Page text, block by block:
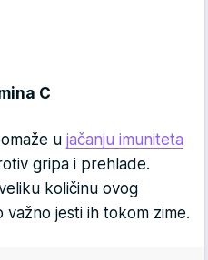
C
u jačanju imuniteta
gripa i prehlade.
količinu ovog
važno jesti ih tokom zime.